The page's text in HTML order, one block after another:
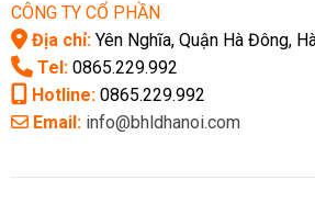
CÔNG TY CỔ PHẦN
Địa chỉ:Yên Nghĩa, Quận Hà Đông,
Tel:0865.229.992
Hotline:0865.229.992
Email: info@bhldhanoi.com